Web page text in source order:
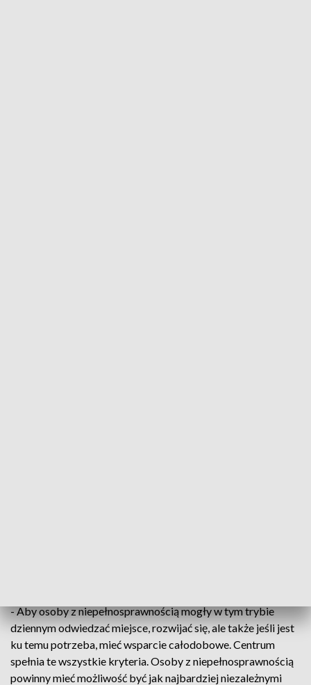
- Aby osoby z niepełnosprawnością mogły w tym trybie
dziennym odwiedzać miejsce, rozwijać się, ale także jeśli jest
ku temu potrzeba, mieć wsparcie całodobowe. Centrum
spełnia te wszystkie kryteria. Osoby z niepełnosprawnością
powinny mieć możliwość być jak najbardziej niezależnymi